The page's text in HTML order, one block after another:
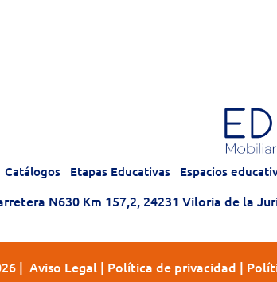
Catálogos Etapas Educativas Espacios
N630 Km 157,2, 24231 Viloria de la
| Aviso Legal| Política de privacidad |